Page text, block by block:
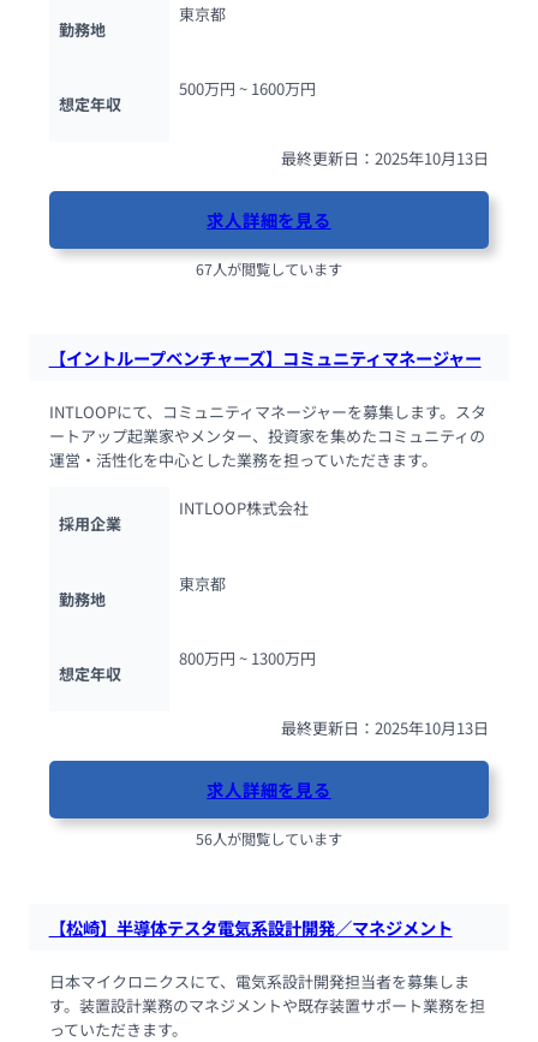
勤務地
東京都
想定年収
500万円 ~ 1600万円
最終更新日：2025年10月13日
求人詳細を見る
67人が閲覧しています
【イントループベンチャーズ】コミュニティマネージャー
INTLOOPにて、コミュニティマネージャーを募集します。スタ
ートアップ起業家やメンター、投資家を集めたコミュニティの
運営・活性化を中心とした業務を担っていただきます。
採用企業
INTLOOP株式会社
勤務地
東京都
想定年収
800万円 ~ 1300万円
最終更新日：2025年10月13日
求人詳細を見る
56人が閲覧しています
【松崎】半導体テスタ電気系設計開発／マネジメント
日本マイクロニクスにて、電気系設計開発担当者を募集しま
す。装置設計業務のマネジメントや既存装置サポート業務を担
っていただきます。